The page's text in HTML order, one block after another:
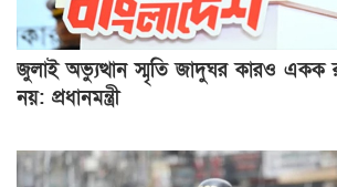
জুলাই অভ্যুত্থান স্মৃতি জাদুঘর কারও একক
নয়: প্রধানমন্ত্রী